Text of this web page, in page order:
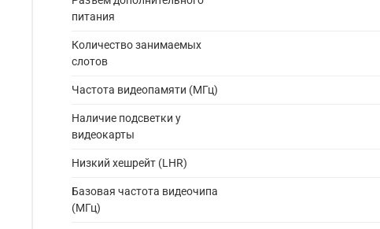
питания
Количество занимаемых
слотов
Частота видеопамяти (МГц)
Наличие подсветки у
видеокарты
Низкий хешрейт (LHR)
Базовая частота видеочипа
(МГц)